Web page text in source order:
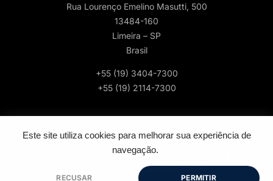
Este site utiliza cookies para melhorar sua experiência de
navegação.
RECUSAR PERMITIR
Rua Lourenço Emelino Masutti, 500
13484-160
Limeira – SP
Brasil
+55 (19) 3404-7300
+55 (19) 2114-7300
2026 © Todos os direitos reservados | Feito por